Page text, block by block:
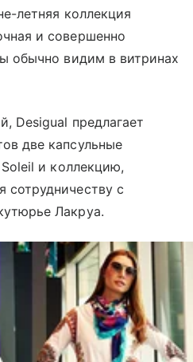
летняя коллекция
и совершенно
обычно видим в витринах
Desigual предлагает
две капсульные
и коллекцию,
сотрудничеству с
Лакруа.